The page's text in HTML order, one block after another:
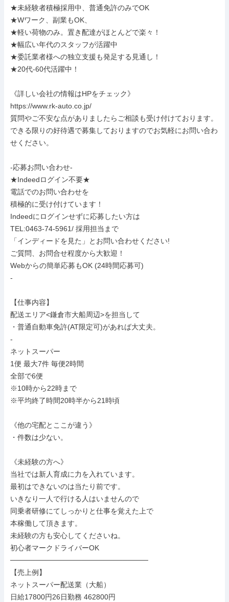
★未経験者積極採用中、普通免許のみでOK
★Wワーク、副業もOK、
★軽い荷物のみ。置き配達がほとんどで楽々！
★幅広い年代のスタッフが活躍中
★委託業者様への独立支援も発足する見通し！
★20代-60代活躍中！
《詳しい会社の情報はHPをチェック》
https://www.rk-auto.co.jp/
質問やご不安な点がありましたらご相談も受け付けております。
できる限りの好待遇で募集しておりますのでお気軽にお問い合わ
せください。
-応募お問い合わせ-
★Indeedログイン不要★️
電話でのお問い合わせを
積極的に受け付けています！
Indeedにログインせずに応募したい方は
TEL:0463-74-5961/ 採用担当まで
「インディードを見た」とお問い合わせください!
ご質問、お問合せ程度から大歓迎！
Webからの簡単応募もOK (24時間応募可)
-
【仕事内容】
配送エリア<鎌倉市大船周辺>を担当して
・普通自動車免許(AT限定可)があれば大丈夫。
-
ネットスーパー
1便 最大7件 毎便2時間
全部で6便
※10時から22時まで
※平均終了時間20時半から21時頃
《他の宅配とここが違う》
・件数は少ない。
《未経験の方へ》
当社では新人育成に力を入れています。
最初はできないのは当たり前です。
いきなり一人で行ける人はいませんので
同乗者研修にてしっかりと仕事を覚えた上で
本稼働して頂きます。
未経験の方も安心してくださいね。
初心者マークドライバーOK
───────────────────────────
【売上例】
ネットスーパー配送業（大船）
日給17800円26日勤務 462800円